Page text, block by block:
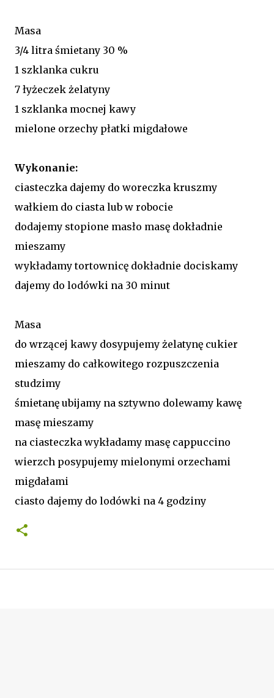
Masa
3/4 litra śmietany 30 %
1 szklanka cukru
7 łyżeczek żelatyny
1 szklanka mocnej kawy
mielone orzechy płatki migdałowe
Wykonanie:
ciasteczka dajemy do woreczka kruszmy
wałkiem do ciasta lub w robocie
dodajemy stopione masło masę dokładnie
mieszamy
wykładamy tortownicę dokładnie dociskamy
dajemy do lodówki na 30 minut
Masa
do wrzącej kawy dosypujemy żelatynę cukier
mieszamy do całkowitego rozpuszczenia
studzimy
śmietanę ubijamy na sztywno dolewamy kawę
masę mieszamy
na ciasteczka wykładamy masę cappuccino
wierzch posypujemy mielonymi orzechami
migdałami
ciasto dajemy do lodówki na 4 godziny